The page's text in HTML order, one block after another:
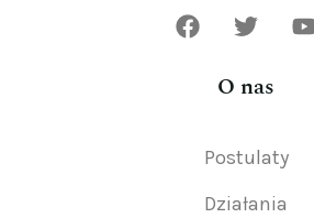
O nas
Postulaty
Działania